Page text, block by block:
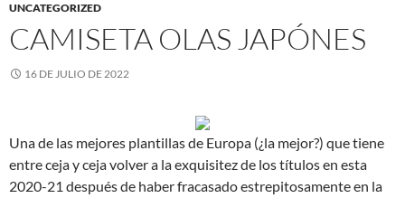
UNCATEGORIZED
CAMISETA OLAS JAPÓNES
16 DE JULIO DE 2022
Una de las mejores plantillas de Europa (¿la mejor?) que tiene
entre ceja y ceja volver a la exquisitez de los títulos en esta
2020-21 después de haber fracasado estrepitosamente en la